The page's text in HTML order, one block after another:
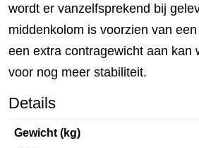
wordt er vanzelfsprekend bij
middenkolom is voorzien van
een extra contragewicht aan kan
voor nog meer stabiliteit.
Details
Gewicht (kg)